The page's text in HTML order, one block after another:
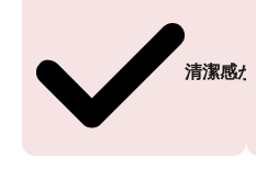
無料シャトルのバス乗り場
もなんとなく安心感がありま
清潔感